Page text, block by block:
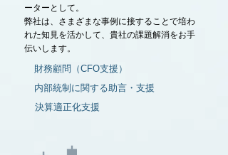
ーターとして。
弊社は、さまざまな事例に接することで培わ
れた知見を活かして、貴社の課題解消をお手
伝いします。​
財務顧問（CFO支援）
内部統制に関する助言・支援
決算適正化支援